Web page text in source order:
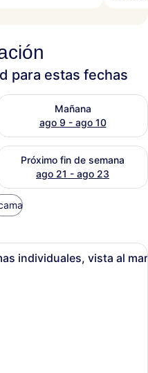
para estas fechas
ago 8 - ago 9
Mañana
ago 9 - ago 10
la disponibilidad
fin de semana ago 14
Próximo fin de semana
ago 21 - ago 23
la disponibilidad
de hotel con dos
individuales, vista al mar